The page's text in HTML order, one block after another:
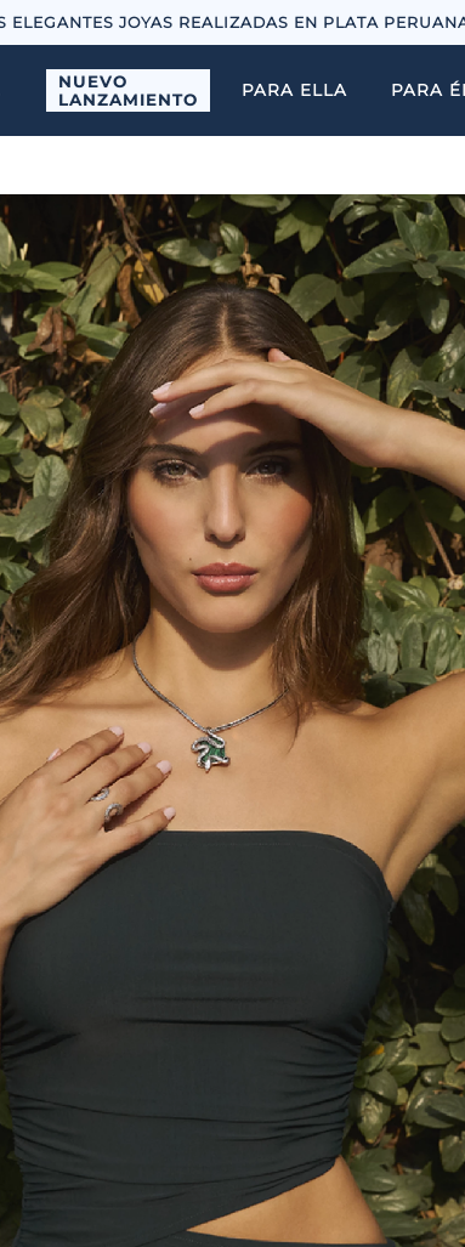
ELEGANTES JOYAS REALIZADAS EN PLATA
NUEVO
LANZAMIENTO
PARA ELLA PARA